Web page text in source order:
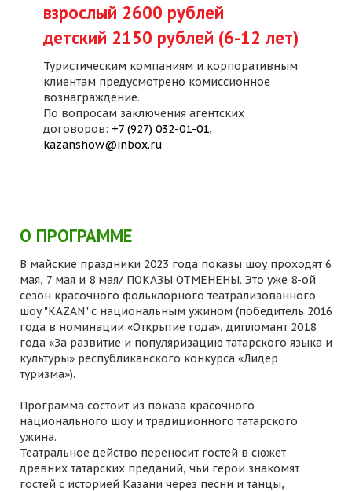
взрослый 2600 рублей
детский 2150 рублей (6-12 лет)
Туристическим компаниям и корпоративным
клиентам предусмотрено комиссионное
вознаграждение.
По вопросам заключения агентских
договоров: +7 (927) 032-01-01,
kazanshow@inbox.ru
О ПРОГРАММЕ
В майские праздники 2023 года показы шоу проходят 6
мая, 7 мая и 8 мая/ ПОКАЗЫ ОТМЕНЕНЫ. Это уже 8-ой
сезон красочного фольклорного театрализованного
шоу "KAZAN" с национальным ужином (победитель 2016
года в номинации «Открытие года», дипломант 2018
года «За развитие и популяризацию татарского языка и
культуры» республиканского конкурса «Лидер
туризма»).
Программа состоит из показа красочного
национального шоу и традиционного татарского
ужина.
Театральное действо переносит гостей в сюжет
древних татарских преданий, чьи герои знакомят
гостей с историей Казани через песни и танцы,